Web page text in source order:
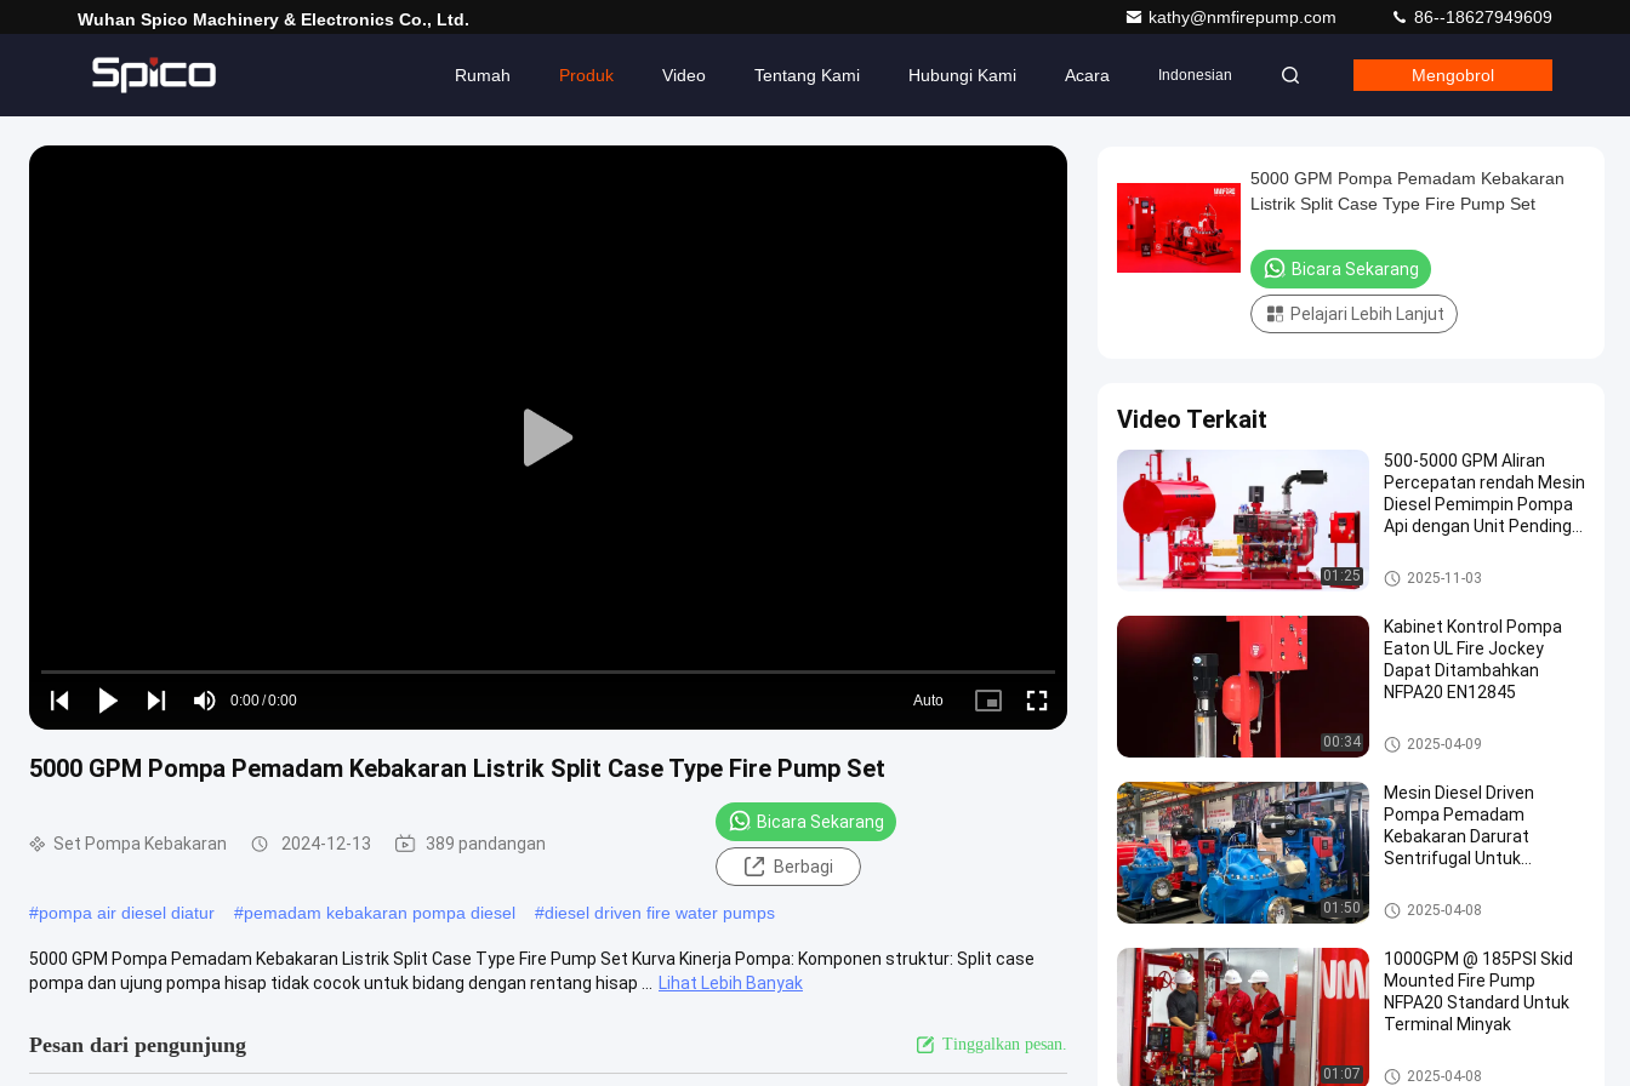
Wuhan Spico Machinery & Electronics Co., Ltd. kathy@nmfirepump.com 86--18627949609
Rumah Produk Video Tentang Kami Hubungi Kami Acara Indonesian Mengobrol
Play
Play
Play
Play
Mute
Time
0:00/0:00
Loaded:
0%
Auto
Picture- Fullscreen
5000 GPM Pompa Pemadam Kebakaran Listrik Split Case Type Fire Pump Set
Set Pompa Kebakaran 2024-12-13 389 pandangan
Bicara Sekarang
Berbagi
#pompa air diesel diatur #pemadam kebakaran pompa diesel #diesel driven fire water pumps
5000 GPM Pompa Pemadam Kebakaran Listrik Split Case Type Fire Pump Set Kurva Kinerja Pompa: Komponen struktur: Split case
pompa dan ujung pompa hisap tidak cocok untuk bidang dengan rentang hisap ...
Lihat Lebih Banyak
Pesan dari pengunjung Tinggalkan pesan.
5000 GPM Pompa Pemadam Kebakaran
Listrik Split Case Type Fire Pump Set
Bicara Sekarang
Pelajari Lebih Lanjut
Video Terkait
01:25
500-5000 GPM Aliran
Percepatan rendah Mesin
Diesel Pemimpin Pompa
Api dengan Unit Pendingin
Aliran 500-5000 GPM
Pengemudi pompa kebakaran
mesin diesel
2025-11-03
00:34
Kabinet Kontrol Pompa
Eaton UL Fire Jockey
Dapat Ditambahkan
NFPA20 EN12845
Pompa joki
2025-04-09
01:50
Mesin Diesel Driven
Pompa Pemadam
Kebakaran Darurat
Sentrifugal Untuk
Pompa air darurat
2025-04-08
01:07
1000GPM @ 185PSI Skid
Mounted Fire Pump
NFPA20 Standard Untuk
Terminal Minyak
Skid Mounted Fire Pump
2025-04-08